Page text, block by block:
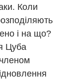
Коли
і на що?
Цуба